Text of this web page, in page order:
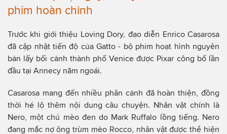
phim hoàn chỉnh
Trước khi giới thiệu Loving Dory, đạo diễn Enrico Casarosa
đã cập nhật tiến độ của Gatto - bộ phim hoạt hình nguyên
bản lấy bối cảnh thành phố Venice được Pixar công bố lần
đầu tại Annecy năm ngoái.
Casarosa mang đến nhiều phân cảnh đã hoàn thiện, đồng
thời hé lộ thêm nội dung câu chuyện. Nhân vật chính là
Nero, một chú mèo đen do Mark Ruffalo lồng tiếng. Nero
đang mắc nợ ông trùm mèo Rocco, nhân vật được thể hiện